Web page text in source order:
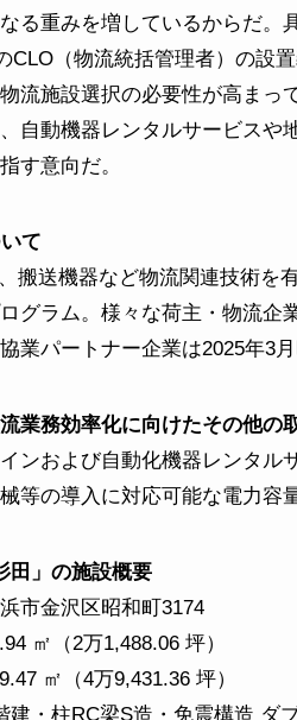
る重みを増しているからだ
CLO（物流統括管理者）の設
流施設選択の必要性が高ま
自動機器レンタルサービス
す意向だ。
て
搬送機器など物流関連技術を
グラム。様々な荷主・物流
業パートナー企業は2025年3
業務効率化に向けたその他の
ンおよび自動化機器レンタル
等の導入に対応可能な電力容
」の施設概要
市金沢区昭和町3174
㎡（2万1,488.06 坪）
㎡（4万9,431.36 坪）
建・柱RC梁S造・免震構造 ダ